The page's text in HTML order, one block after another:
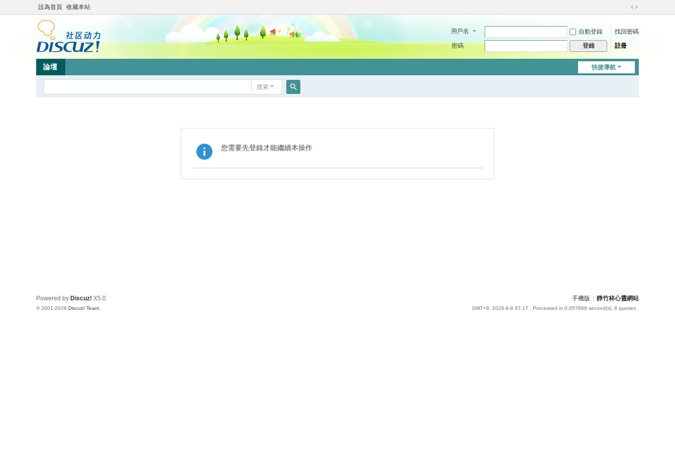
設為首頁 收藏本站
切
到
用戶名 自動登錄
找回密碼
密碼
登錄 註冊
快捷導航
論壇
搜索
您需要先登錄才能繼續本操作
手機版 靜竹林心靈網站
GMT+8, 2026-8-8 07:17 , Processed in 0.057868 second(s), 8 queries .
Powered by Discuz! X5.0
© 2001-2026 Discuz! Team